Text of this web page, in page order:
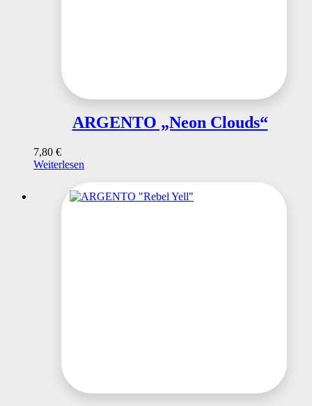
ARGENTO „Neon Clouds“
7,80 €
Weiterlesen